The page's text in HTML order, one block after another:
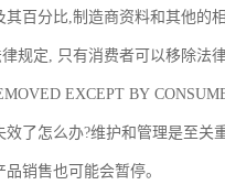
其百分比,制造商资料和其他的
规定, 只有消费者可以移除法
EXCEPT BY
效了怎么办?维护和管理是至关
销售也可能会暂停。